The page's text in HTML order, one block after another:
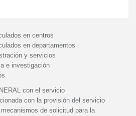
en centros
en departamentos
y servicios
e investigación
con el servicio
con la provisión del servicio
de solicitud para la